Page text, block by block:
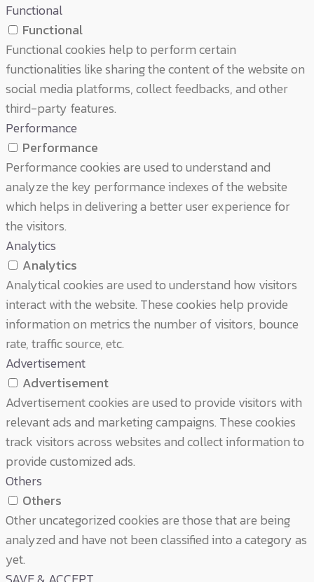
Functional
Functional
Functional cookies help to perform certain
functionalities like sharing the content of the website on
social media platforms, collect feedbacks, and other
third-party features.
Performance
Performance
Performance cookies are used to understand and
analyze the key performance indexes of the website
which helps in delivering a better user experience for
the visitors.
Analytics
Analytics
Analytical cookies are used to understand how visitors
interact with the website. These cookies help provide
information on metrics the number of visitors, bounce
rate, traffic source, etc.
Advertisement
Advertisement
Advertisement cookies are used to provide visitors with
relevant ads and marketing campaigns. These cookies
track visitors across websites and collect information to
provide customized ads.
Others
Others
Other uncategorized cookies are those that are being
analyzed and have not been classified into a category as
yet.